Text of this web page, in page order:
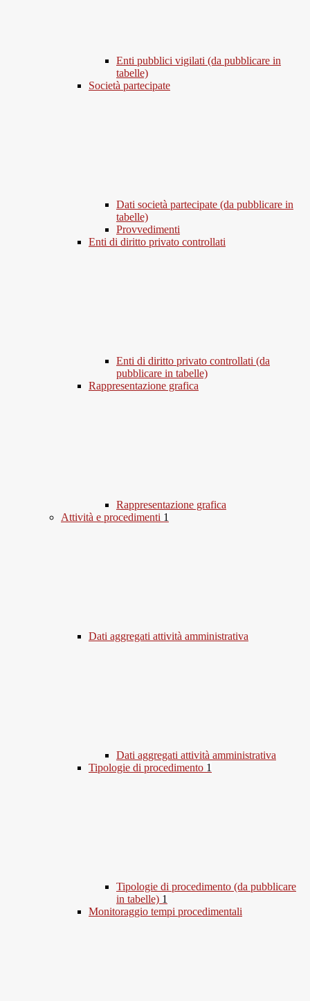
Enti pubblici vigilati (da pubblicare in
tabelle)
Società partecipate
Dati società partecipate (da pubblicare in
tabelle)
Provvedimenti
Enti di diritto privato controllati
Enti di diritto privato controllati (da
pubblicare in tabelle)
Rappresentazione grafica
Rappresentazione grafica
Attività e procedimenti 1
Dati aggregati attività amministrativa
Dati aggregati attività amministrativa
Tipologie di procedimento 1
Tipologie di procedimento (da pubblicare
in tabelle) 1
Monitoraggio tempi procedimentali